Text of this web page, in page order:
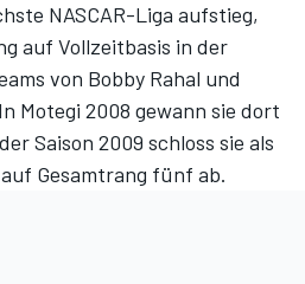
NASCAR-Liga aufstieg,
auf Vollzeitbasis in der
von Bobby Rahal und
Motegi 2008 gewann sie dort
Saison 2009 schloss sie als
Gesamtrang fünf ab.